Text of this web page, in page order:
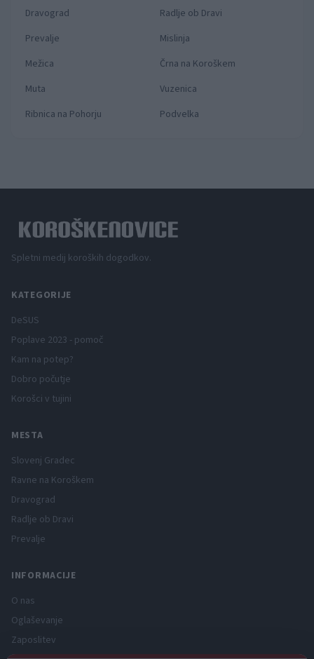
Dravograd
Radlje ob Dravi
Prevalje
Mislinja
Mežica
Črna na Koroškem
Muta
Vuzenica
Ribnica na Pohorju
Podvelka
Spletni medij koroških dogodkov.
KATEGORIJE
DeSUS
Poplave 2023 - pomoč
Kam na potep?
Dobro počutje
Korošci v tujini
MESTA
Slovenj Gradec
Ravne na Koroškem
Dravograd
Radlje ob Dravi
Prevalje
INFORMACIJE
O nas
Oglaševanje
Zaposlitev